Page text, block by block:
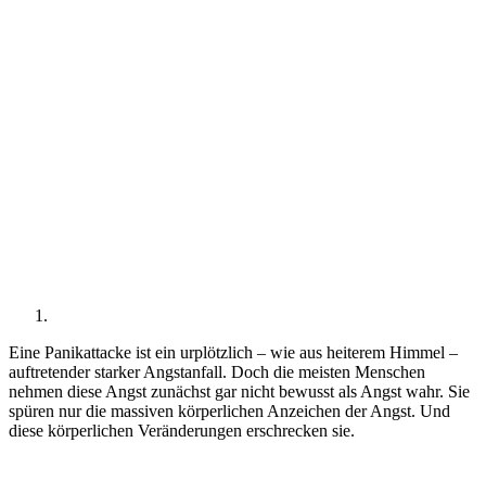
Eine Panikattacke ist ein urplötzlich – wie aus heiterem Himmel –
auftretender starker Angstanfall. Doch die meisten Menschen
nehmen diese Angst zunächst gar nicht bewusst als Angst wahr. Sie
spüren nur die massiven körperlichen Anzeichen der Angst. Und
diese körperlichen Veränderungen erschrecken sie.